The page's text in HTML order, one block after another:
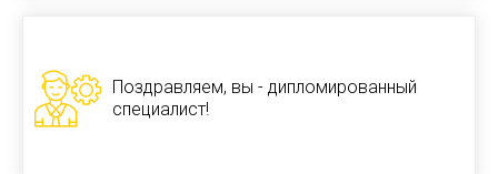
Поздравляем, вы - дипломированный
специалист!